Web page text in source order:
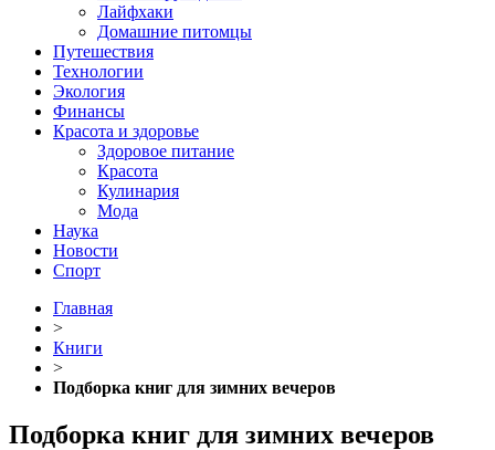
Лайфхаки
Домашние питомцы
Путешествия
Технологии
Экология
Финансы
Красота и здоровье
Здоровое питание
Красота
Кулинария
Мода
Наука
Новости
Спорт
Главная
>
Книги
>
Подборка книг для зимних вечеров
Подборка книг для зимних вечеров